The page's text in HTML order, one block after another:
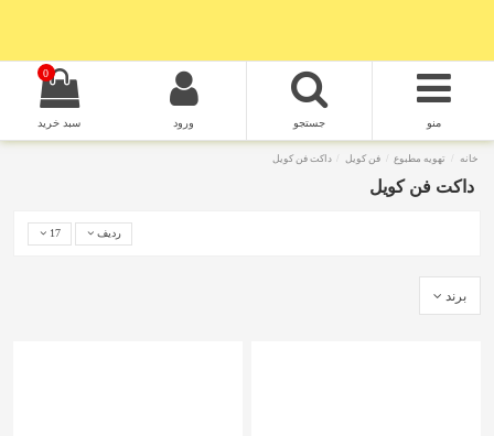
منو جستجو ورود
0
سبد خرید
خانه تهویه مطبوع فن کویل داکت فن کویل
داکت فن کویل
ردیف 17
برند